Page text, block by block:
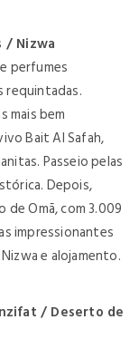
/ Nizwa
perfumes
requintadas.
mais bem
Bait Al Safah,
Passeio pelas
Depois,
de Omã, com 3.009
impressionantes
e alojamento.
/ Deserto de